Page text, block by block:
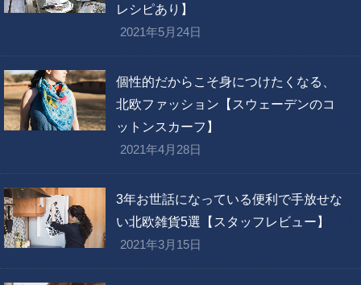
レシピあり】
2021年5月24日
個性的だからこそ身につけたくなる、
北欧ファッション【スウェーデンのコ
ットンスカーフ】
2021年4月28日
3年お世話になっている便利で手放せな
い北欧雑貨5選【スタッフレビュー】
2021年3月15日